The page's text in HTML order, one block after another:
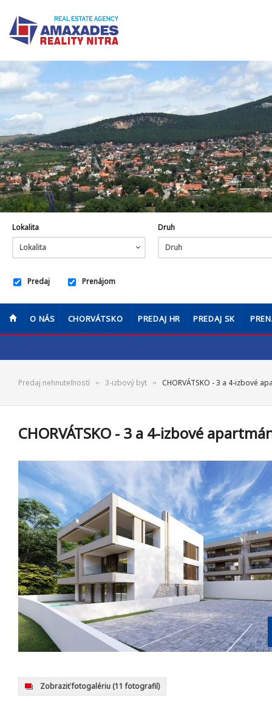
Predaj nehnuteľností 3-izbový byt CHORVÁTSKO - 3 a 4-izbové
CHORVÁTSKO - 3 a 4-izbové
Zobraziť fotogalériu (11 fotografií)
O NÁS CHORVÁTSKO PREDAJ HR PREDAJ SK
Lokalita
Lokalita
Druh
Druh
Predaj Prenájom